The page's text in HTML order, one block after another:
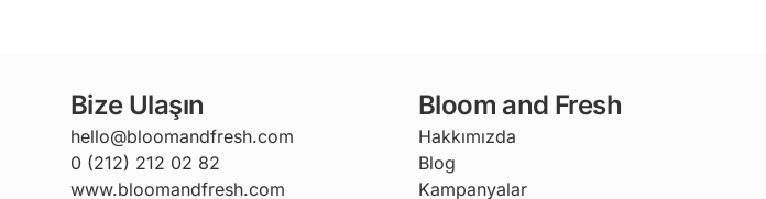
Bize Ulaşın
hello@bloomandfresh.com
0 (212) 212 02 82
www.bloomandfresh.com
Bloom and Fresh
Hakkımızda
Blog
Kampanyalar